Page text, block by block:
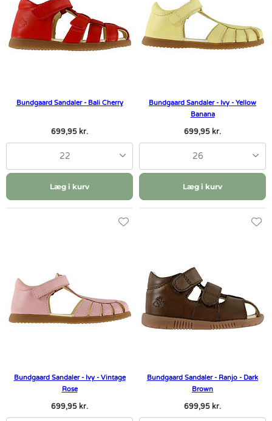
Bundgaard Sandaler - Bali Cherry
699,95 kr.
22
Læg i kurv
Bundgaard Sandaler - Ivy - Yellow
Banana
699,95 kr.
26
Læg i kurv
Bundgaard Sandaler - Ivy - Vintage
Rose
699,95 kr.
Bundgaard Sandaler - Ranjo - Dark
Brown
699,95 kr.